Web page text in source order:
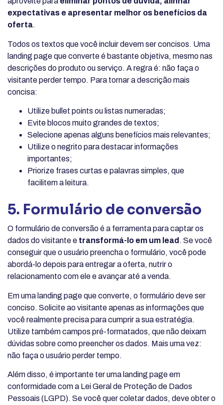
expectativas e apresentar melhor os benefícios da
oferta.
Todos os textos que você incluir devem ser concisos. Uma
landing page que converte é bastante objetiva, mesmo nas
descrições do produto ou serviço. A regra é: não faça o
visitante perder tempo. Para tornar a descrição mais
concisa:
Utilize bullet points ou listas numeradas;
Evite blocos muito grandes de textos;
Selecione apenas alguns benefícios mais relevantes;
Utilize o negrito para destacar informações
importantes;
Priorize frases curtas e palavras simples, que
facilitem a leitura.
5. Formulário de conversão
O formulário de conversão é a ferramenta para captar os
dados do visitante e transformá-lo em um lead . Se você
conseguir que o usuário preencha o formulário, você pode
abordá-lo depois para entregar a oferta, nutrir o
relacionamento com ele e avançar até a venda.
Em uma landing page que converte, o formulário deve ser
conciso. Solicite ao visitante apenas as informações que
você realmente precisa para cumprir a sua estratégia.
Utilize também campos pré-formatados, que não deixam
dúvidas sobre como preencher os dados. Mais uma vez:
não faça o usuário perder tempo.
Além disso, é importante ter uma landing page em
conformidade com a Lei Geral de Proteção de Dados
Pessoais (LGPD). Se você quer coletar dados, deve obter o